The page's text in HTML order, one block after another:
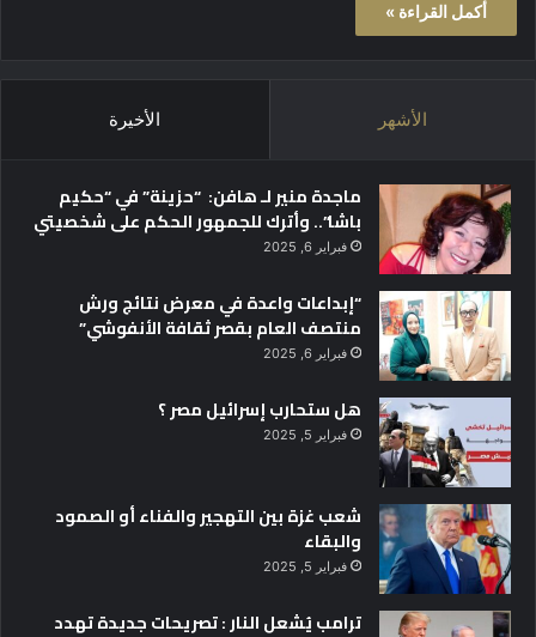
أكمل القراءة »
الأشهر الأخيرة
ماجدة منير لـ هافن: “حزينة” في “حكيم
باشا”.. وأترك للجمهور الحكم على شخصيتي
فبراير 6, 2025
“إبداعات واعدة في معرض نتائج ورش
منتصف العام بقصر ثقافة الأنفوشي”
فبراير 6, 2025
هل ستحارب إسرائيل مصر ؟
فبراير 5, 2025
شعب غزة بين التهجير والفناء أو الصمود
والبقاء
فبراير 5, 2025
ترامب يُشعل النار : تصريحات جديدة تهدد